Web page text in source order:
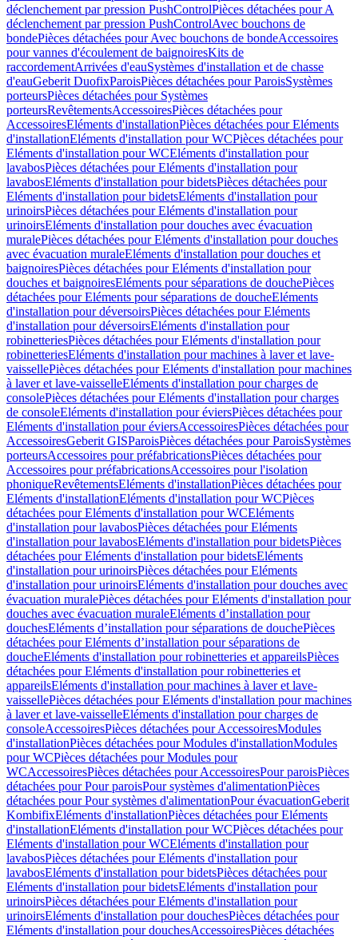
déclenchement par pression PushControlPièces détachées pour A
déclenchement par pression PushControlAvec bouchons de
bondePièces détachées pour Avec bouchons de bondeAccessoires
pour vannes d'écoulement de baignoiresKits de
raccordementArrivées d'eauSystèmes d'installation et de chasse
d'eauGeberit DuofixParoisPièces détachées pour ParoisSystèmes
porteursPièces détachées pour Systèmes
porteursRevêtementsAccessoiresPièces détachées pour
AccessoiresEléments d'installationPièces détachées pour Eléments
d'installationEléments d'installation pour WCPièces détachées pour
Eléments d'installation pour WCEléments d'installation pour
lavabosPièces détachées pour Eléments d'installation pour
lavabosEléments d'installation pour bidetsPièces détachées pour
Eléments d'installation pour bidetsEléments d'installation pour
urinoirsPièces détachées pour Eléments d'installation pour
urinoirsEléments d'installation pour douches avec évacuation
muralePièces détachées pour Eléments d'installation pour douches
avec évacuation muraleEléments d'installation pour douches et
baignoiresPièces détachées pour Eléments d'installation pour
douches et baignoiresEléments pour séparations de douchePièces
détachées pour Eléments pour séparations de doucheEléments
d'installation pour déversoirsPièces détachées pour Eléments
d'installation pour déversoirsEléments d'installation pour
robinetteriesPièces détachées pour Eléments d'installation pour
robinetteriesEléments d'installation pour machines à laver et lave-
vaissellePièces détachées pour Eléments d'installation pour machines
à laver et lave-vaisselleEléments d'installation pour charges de
consolePièces détachées pour Eléments d'installation pour charges
de consoleEléments d'installation pour éviersPièces détachées pour
Eléments d'installation pour éviersAccessoiresPièces détachées pour
AccessoiresGeberit GISParoisPièces détachées pour ParoisSystèmes
porteursAccessoires pour préfabricationsPièces détachées pour
Accessoires pour préfabricationsAccessoires pour l'isolation
phoniqueRevêtementsEléments d'installationPièces détachées pour
Eléments d'installationEléments d'installation pour WCPièces
détachées pour Eléments d'installation pour WCEléments
d'installation pour lavabosPièces détachées pour Eléments
d'installation pour lavabosEléments d'installation pour bidetsPièces
détachées pour Eléments d'installation pour bidetsEléments
d'installation pour urinoirsPièces détachées pour Eléments
d'installation pour urinoirsEléments d'installation pour douches avec
évacuation muralePièces détachées pour Eléments d'installation pour
douches avec évacuation muraleEléments d’installation pour
douchesEléments d’installation pour séparations de douchePièces
détachées pour Eléments d’installation pour séparations de
doucheEléments d'installation pour robinetteries et appareilsPièces
détachées pour Eléments d'installation pour robinetteries et
appareilsEléments d'installation pour machines à laver et lave-
vaissellePièces détachées pour Eléments d'installation pour machines
à laver et lave-vaisselleEléments d'installation pour charges de
consoleAccessoiresPièces détachées pour AccessoiresModules
d'installationPièces détachées pour Modules d'installationModules
pour WCPièces détachées pour Modules pour
WCAccessoiresPièces détachées pour AccessoiresPour paroisPièces
détachées pour Pour paroisPour systèmes d'alimentationPièces
détachées pour Pour systèmes d'alimentationPour évacuationGeberit
KombifixEléments d'installationPièces détachées pour Eléments
d'installationEléments d'installation pour WCPièces détachées pour
Eléments d'installation pour WCEléments d'installation pour
lavabosPièces détachées pour Eléments d'installation pour
lavabosEléments d'installation pour bidetsPièces détachées pour
Eléments d'installation pour bidetsEléments d'installation pour
urinoirsPièces détachées pour Eléments d'installation pour
urinoirsEléments d'installation pour douchesPièces détachées pour
Eléments d'installation pour douchesAccessoiresPièces détachées